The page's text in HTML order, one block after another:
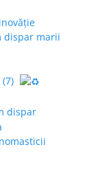
dispar marii
dispar